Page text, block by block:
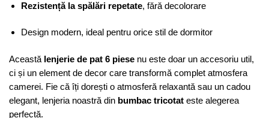
Rezistență la spălări repetate, fără decolorare
Design modern, ideal pentru orice stil de dormitor
Această lenjerie de pat 6 piese nu este doar un accesoriu util,
ci și un element de decor care transformă complet atmosfera
camerei. Fie că îți dorești o atmosferă relaxantă sau un cadou
elegant, lenjeria noastră din bumbac tricotat este alegerea
perfectă.